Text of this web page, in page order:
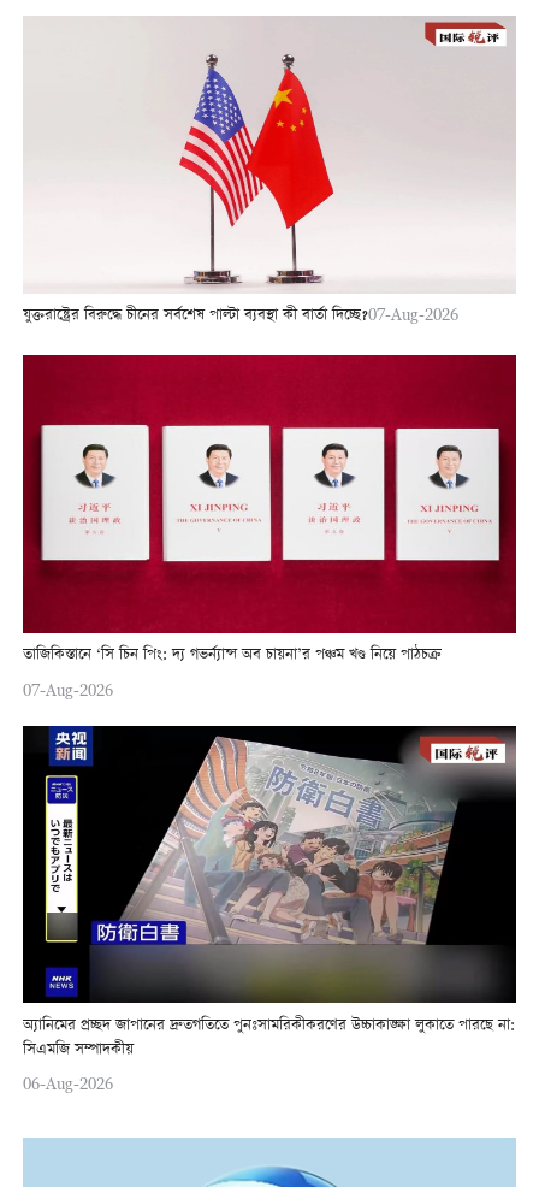
যুক্তরাষ্ট্রের বিরুদ্ধে চীনের সর্বশেষ পাল্টা ব্যবস্থা কী বার্তা দিচ্ছে?07-Aug-2026
তাজিকিস্তানে ‘সি চিন পিং: দ্য গভর্ন্যান্স অব চায়না’র পঞ্চম খণ্ড নিয়ে পাঠচক্র
07-Aug-2026
অ্যানিমের প্রচ্ছদ জাপানের দ্রুতগতিতে পুনঃসামরিকীকরণের উচ্চাকাঙ্ক্ষা লুকাতে পারছে না:
সিএমজি সম্পাদকীয়
06-Aug-2026